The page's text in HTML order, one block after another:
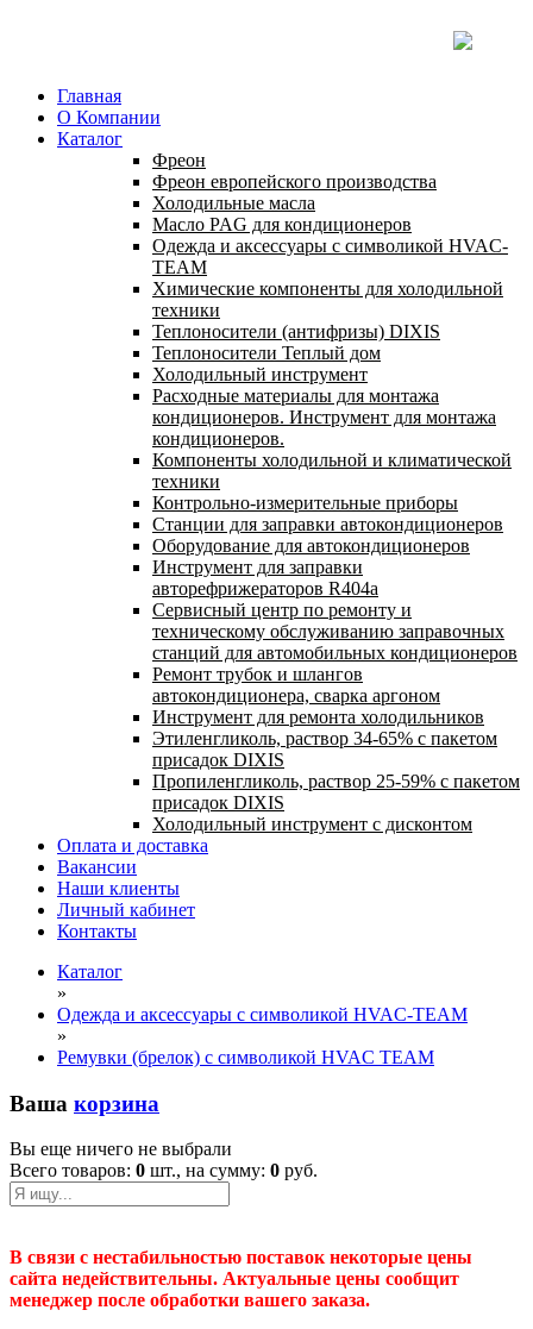
Главная
О Компании
Каталог
Фреон
Фреон европейского производства
Холодильные масла
Масло PAG для кондиционеров
Одежда и аксессуары с символикой HVAC-
TEAM
Химические компоненты для холодильной
техники
Теплоносители (антифризы) DIXIS
Теплоносители Теплый дом
Холодильный инструмент
Расходные материалы для монтажа
кондиционеров. Инструмент для монтажа
кондиционеров.
Компоненты холодильной и климатической
техники
Контрольно-измерительные приборы
Станции для заправки автокондиционеров
Оборудование для автокондиционеров
Инструмент для заправки
авторефрижераторов R404a
Сервисный центр по ремонту и
техническому обслуживанию заправочных
станций для автомобильных кондиционеров
Ремонт трубок и шлангов
автокондиционера, сварка аргоном
Инструмент для ремонта холодильников
Этиленгликоль, раствор 34-65% с пакетом
присадок DIXIS
Пропиленгликоль, раствор 25-59% с пакетом
присадок DIXIS
Холодильный инструмент с дисконтом
Оплата и доставка
Вакансии
Наши клиенты
Личный кабинет
Контакты
Каталог
»
Одежда и аксессуары с символикой HVAC-TEAM
»
Ремувки (брелок) с символикой HVAC TEAM
Ваша корзина
Вы еще ничего не выбрали
Всего товаров: 0 шт., на сумму: 0 руб.
В связи с нестабильностью поставок некоторые цены
сайта недействительны. Актуальные цены сообщит
менеджер после обработки вашего заказа.